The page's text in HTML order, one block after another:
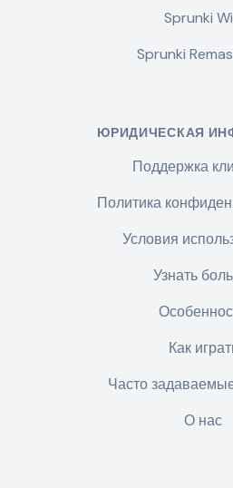
Sprunki
Sprunki
ЮРИДИЧЕСКАЯ
Поддержка
Политика
Условия
Узнать
Как
Часто
О нас